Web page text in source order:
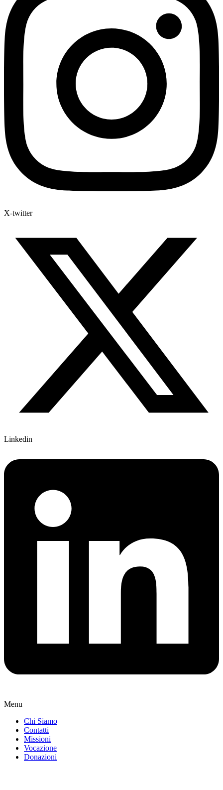
X-twitter
Linkedin
Menu
Chi Siamo
Contatti
Missioni
Vocazione
Donazioni